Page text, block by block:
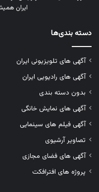
ایران
دسته بندی‌ها
آگهی های تلویزیونی ایران
آگهی های رادیویی ایران
بدون دسته بندی
آگهی های نمایش خانگی
آگهی فیلم های سینمایی
تصاویر آرشیوی
آگهی های فضای مجازی
پروژه های افترافکت